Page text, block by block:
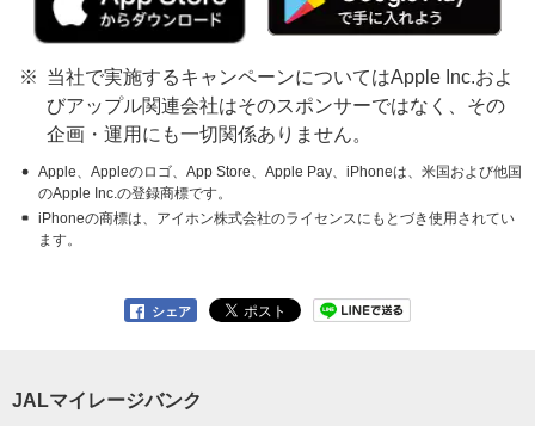
当社で実施するキャンペーンについてはApple Inc.およ
びアップル関連会社はそのスポンサーではなく、その
企画・運用にも一切関係ありません。
Apple、Appleのロゴ、App Store、Apple Pay、iPhoneは、米国および他国
のApple Inc.の登録商標です。
iPhoneの商標は、アイホン株式会社のライセンスにもとづき使用されてい
ます。
シェア
JALマイレージバンク